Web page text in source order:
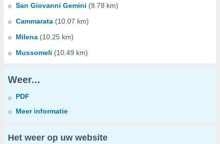
San Giovanni Gemini (9.78 km)
Cammarata (10.07 km)
Milena (10.25 km)
Mussomeli (10.49 km)
Weer...
PDF
Meer informatie
Het weer op uw website